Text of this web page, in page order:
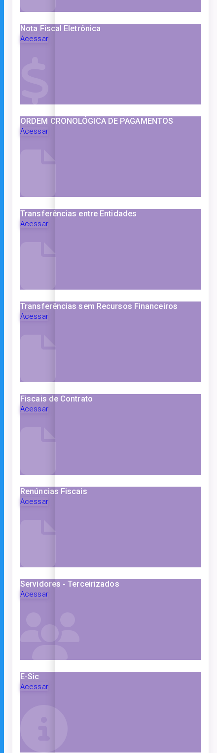
Nota Fiscal Eletrônica
Acessar
ORDEM CRONOLÓGICA DE PAGAMENTOS
Acessar
Transferências entre Entidades
Acessar
Transferências sem Recursos Financeiros
Acessar
Fiscais de Contrato
Acessar
Renúncias Fiscais
Acessar
Servidores - Terceirizados
Acessar
E-Sic
Acessar